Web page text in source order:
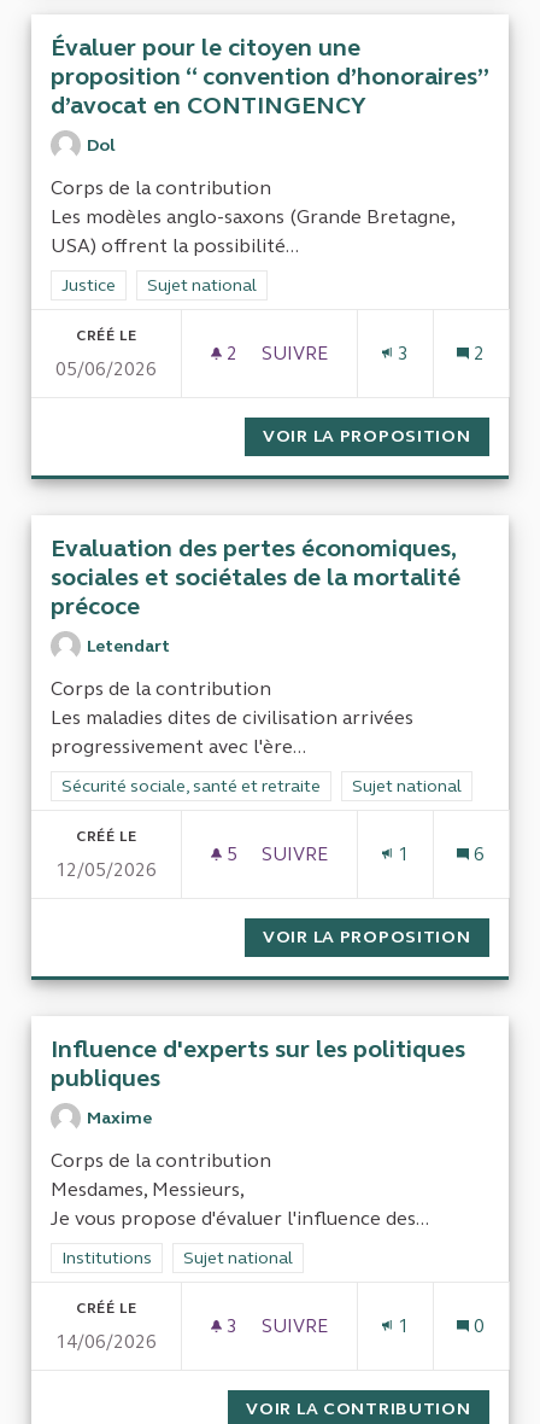
Évaluer pour le citoyen une
proposition “ convention d’honoraires”
d’avocat en CONTINGENCY
Dol
Corps de la contribution
Les modèles anglo-saxons (Grande Bretagne,
USA) offrent la possibilité...
Filtrer les résultats de la catégorie : Justice
Justice Filtrer les résultats pour le secteur : Sujet national
Sujet national
CRÉÉ LE
05/06/2026
2 2 ABONNÉS
SUIVRE
3 2
VOIR LA PROPOSITION
Evaluation des pertes économiques,
sociales et sociétales de la mortalité
précoce
Letendart
Corps de la contribution
Les maladies dites de civilisation arrivées
progressivement avec l'ère...
Filtrer les résultats de la catégorie : Sécurité sociale, santé
Sécurité sociale, santé et retraite Filtrer les résultats
Sujet national
CRÉÉ LE
12/05/2026
5 5 ABONNÉS
SUIVRE
1 6
VOIR LA PROPOSITION
Influence d'experts sur les politiques
publiques
Maxime
Corps de la contribution
Mesdames, Messieurs,
Je vous propose d'évaluer l'influence des...
Filtrer les résultats de la catégorie : Institutions
Institutions Filtrer les résultats pour le secteur : Sujet
Sujet national
CRÉÉ LE
14/06/2026
3 3 ABONNÉS
SUIVRE
1 0
VOIR LA CONTRIBUTION